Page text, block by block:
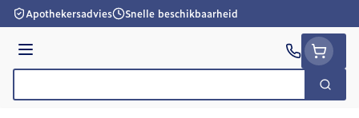
Ga naar de inhoud
Apothekersadvies Snelle beschikbaarheid
Menu
Zoek